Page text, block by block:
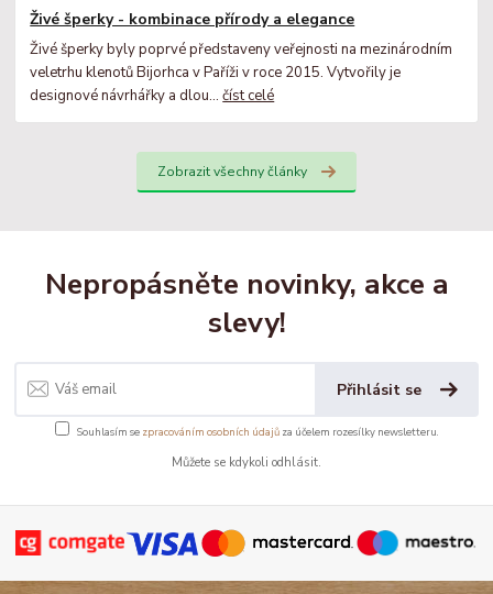
Živé šperky - kombinace přírody a elegance
Živé šperky byly poprvé představeny veřejnosti na mezinárodním
veletrhu klenotů Bijorhca v Paříži v roce 2015. Vytvořily je
designové návrhářky a dlou...číst celé
Zobrazit všechny články
Nepropásněte novinky, akce a
slevy!
Přihlásit se
Souhlasím se zpracováním osobních údajůza účelem rozesílky newsletteru.
Můžete se kdykoli odhlásit.